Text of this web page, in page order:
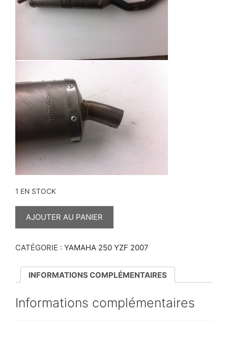
1 EN STOCK
QUANTITÉ
YZF
AJOUTER AU PANIER
CATÉGORIE : YAMAHA 250 YZF 2007
INFORMATIONS COMPLÉMENTAIRES
Informations complémentaires